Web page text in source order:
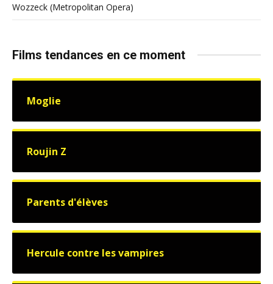
Wozzeck (Metropolitan Opera)
Films tendances en ce moment
Moglie
Roujin Z
Parents d'élèves
Hercule contre les vampires